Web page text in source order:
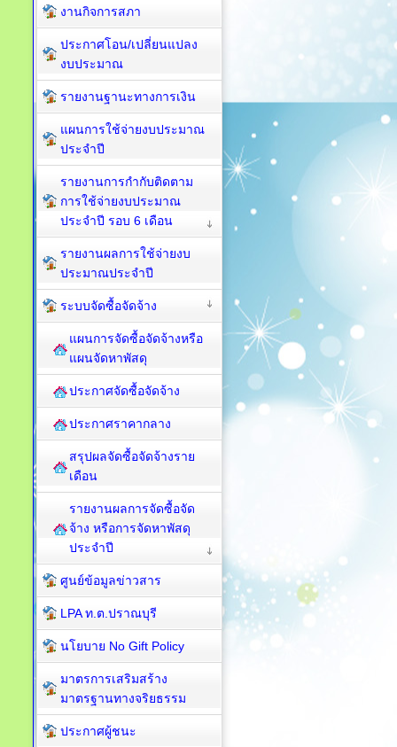
งานกิจการสภา
ประกาศโอน/เปลี่ยนแปลง
งบประมาณ
รายงานฐานะทางการเงิน
แผนการใช้จ่ายงบประมาณ
ประจำปี
รายงานการกำกับติดตาม
การใช้จ่ายงบประมาณ
ประจำปี รอบ 6 เดือน
รายงานผลการใช้จ่ายงบ
ประมาณประจำปี
ระบบจัดซื้อจัดจ้าง
แผนการจัดซื้อจัดจ้างหรือ
แผนจัดหาพัสดุ
ประกาศจัดซื้อจัดจ้าง
ประกาศราคากลาง
สรุปผลจัดซื้อจัดจ้างราย
เดือน
รายงานผลการจัดซื้อจัด
จ้าง หรือการจัดหาพัสดุ
ประจำปี
ศูนย์ข้อมูลข่าวสาร
LPA ท.ต.ปราณบุรี
นโยบาย No Gift Policy
มาตรการเสริมสร้าง
มาตรฐานทางจริยธรรม
ประกาศผู้ชนะ